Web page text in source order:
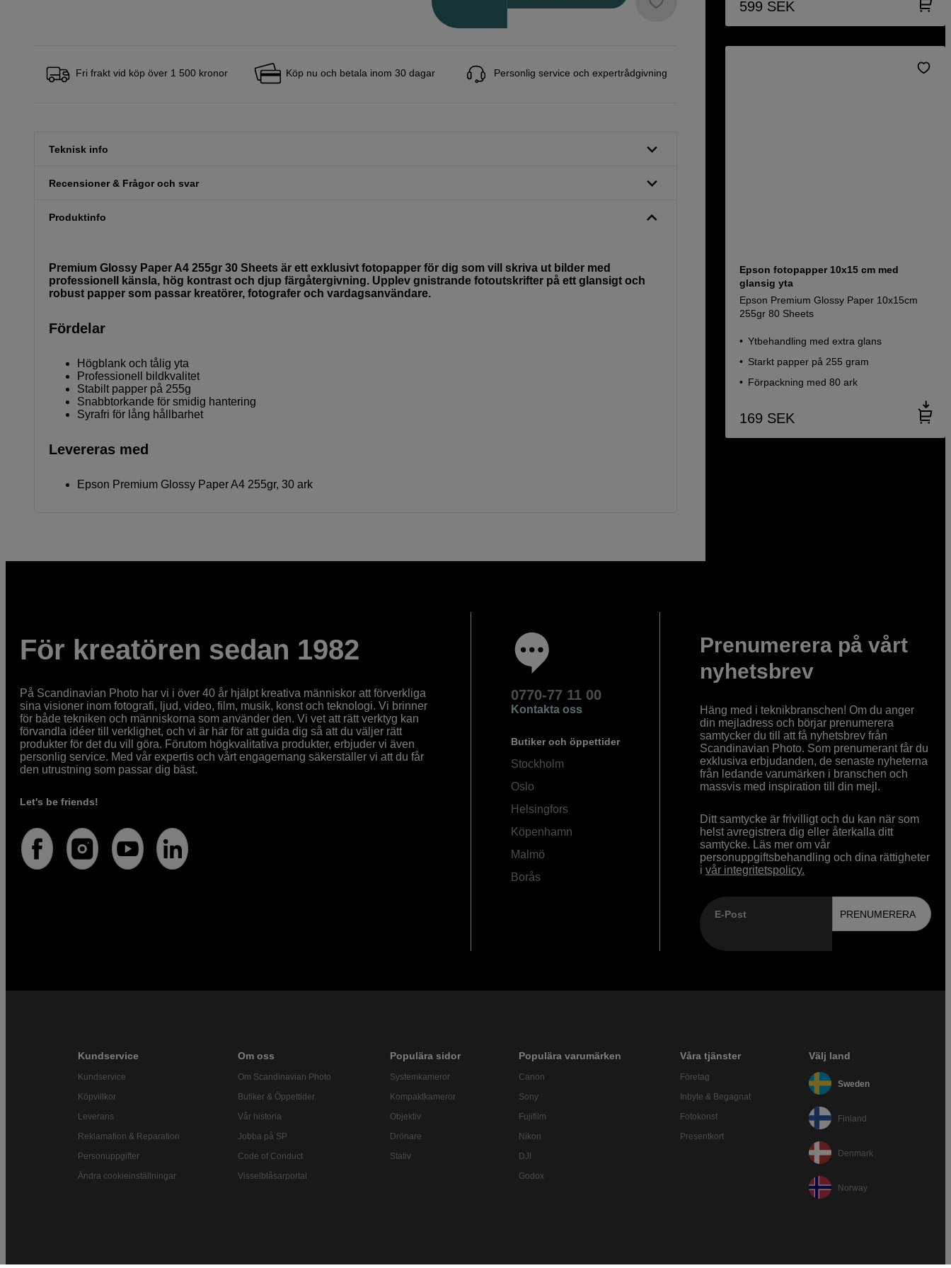
Fri frakt vid köp över 1 500 kronor Köp nu och betala inom 30 dagar Personlig service och expertrådgivning
Teknisk info
Recensioner & Frågor och svar
Produktinfo
Premium Glossy Paper A4 255gr 30 Sheets är ett exklusivt fotopapper för dig som vill skriva ut bilder med
professionell känsla, hög kontrast och djup färgåtergivning. Upplev gnistrande fotoutskrifter på ett glansigt och
robust papper som passar kreatörer, fotografer och vardagsanvändare.
Fördelar
Högblank och tålig yta
Professionell bildkvalitet
Stabilt papper på 255g
Snabbtorkande för smidig hantering
Syrafri för lång hållbarhet
Levereras med
Epson Premium Glossy Paper A4 255gr, 30 ark
599 SEK
Epson fotopapper 10x15 cm med
glansig yta
Epson Premium Glossy Paper 10x15cm
255gr 80 Sheets
Ytbehandling med extra glans
Starkt papper på 255 gram
Förpackning med 80 ark
169 SEK
För kreatören sedan 1982
På Scandinavian Photo har vi i över 40 år hjälpt kreativa människor att förverkliga
sina visioner inom fotografi, ljud, video, film, musik, konst och teknologi. Vi brinner
för både tekniken och människorna som använder den. Vi vet att rätt verktyg kan
förvandla idéer till verklighet, och vi är här för att guida dig så att du väljer rätt
produkter för det du vill göra. Förutom högkvalitativa produkter, erbjuder vi även
personlig service. Med vår expertis och vårt engagemang säkerställer vi att du får
den utrustning som passar dig bäst.
Let's be friends!
0770-77 11 00
Kontakta oss
Butiker och öppettider
Stockholm
Oslo
Helsingfors
Köpenhamn
Malmö
Borås
Prenumerera på vårt
nyhetsbrev
Häng med i teknikbranschen! Om du anger
din mejladress och börjar prenumerera
samtycker du till att få nyhetsbrev från
Scandinavian Photo. Som prenumerant får du
exklusiva erbjudanden, de senaste nyheterna
från ledande varumärken i branschen och
massvis med inspiration till din mejl.
Ditt samtycke är frivilligt och du kan när som
helst avregistrera dig eller återkalla ditt
samtycke. Läs mer om vår
personuppgiftsbehandling och dina rättigheter
i vår integritetspolicy.
E-Post PRENUMERERA
Kundservice
Kundservice
Köpvillkor
Leverans
Reklamation & Reparation
Personuppgifter
Ändra cookieinställningar
Om oss
Om Scandinavian Photo
Butiker & Öppettider
Vår historia
Jobba på SP
Code of Conduct
Visselblåsarportal
Populära sidor
Systemkameror
Kompaktkameror
Objektiv
Drönare
Stativ
Populära varumärken
Canon
Sony
Fujifilm
Nikon
DJI
Godox
Våra tjänster
Företag
Inbyte & Begagnat
Fotokonst
Presentkort
Välj land
Sweden
Finland
Denmark
Norway